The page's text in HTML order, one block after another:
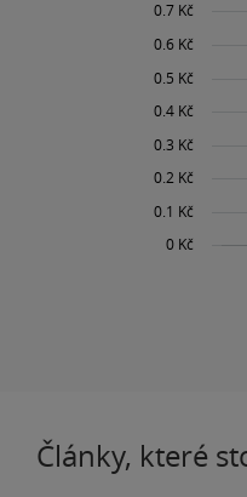
Články, které